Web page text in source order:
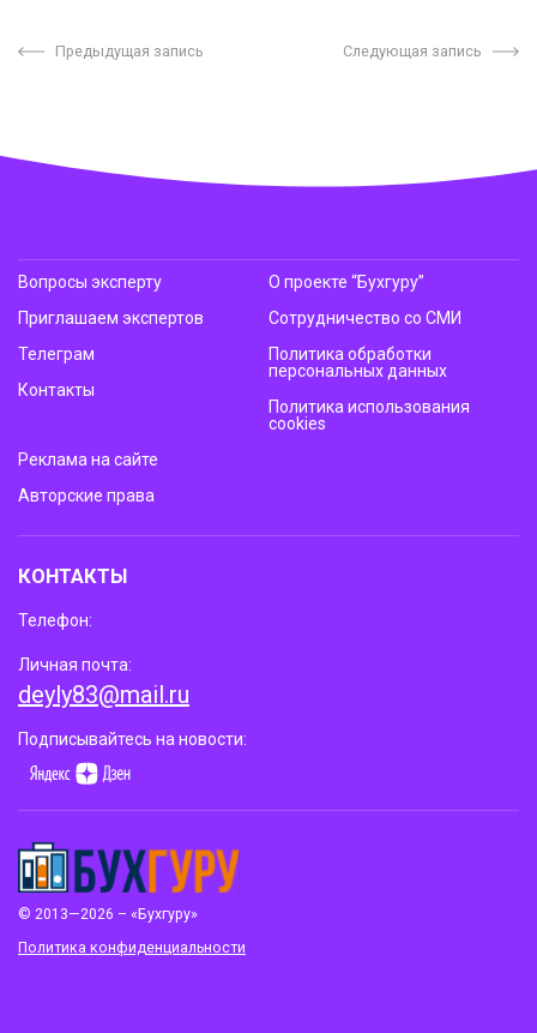
Предыдущая запись Следующая запись
© 2013—2026 – «Бухгуру»
Политика конфиденциальности
Вопросы эксперту
Приглашаем экспертов
Телеграм
Контакты
О проекте “Бухгуру”
Сотрудничество со СМИ
Политика обработки
персональных данных
Политика использования
cookies
Реклама на сайте
Авторские права
КОНТАКТЫ
Телефон:
Личная почта:
deyly83@mail.ru
Подписывайтесь на новости: